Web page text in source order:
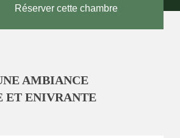
Réserver cette chambre
AMBIANCE
ET ENIVRANTE